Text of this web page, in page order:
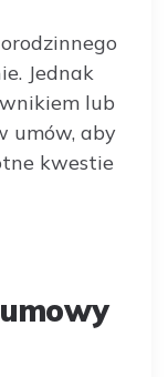
Jednak
lub
umów, aby
kwestie